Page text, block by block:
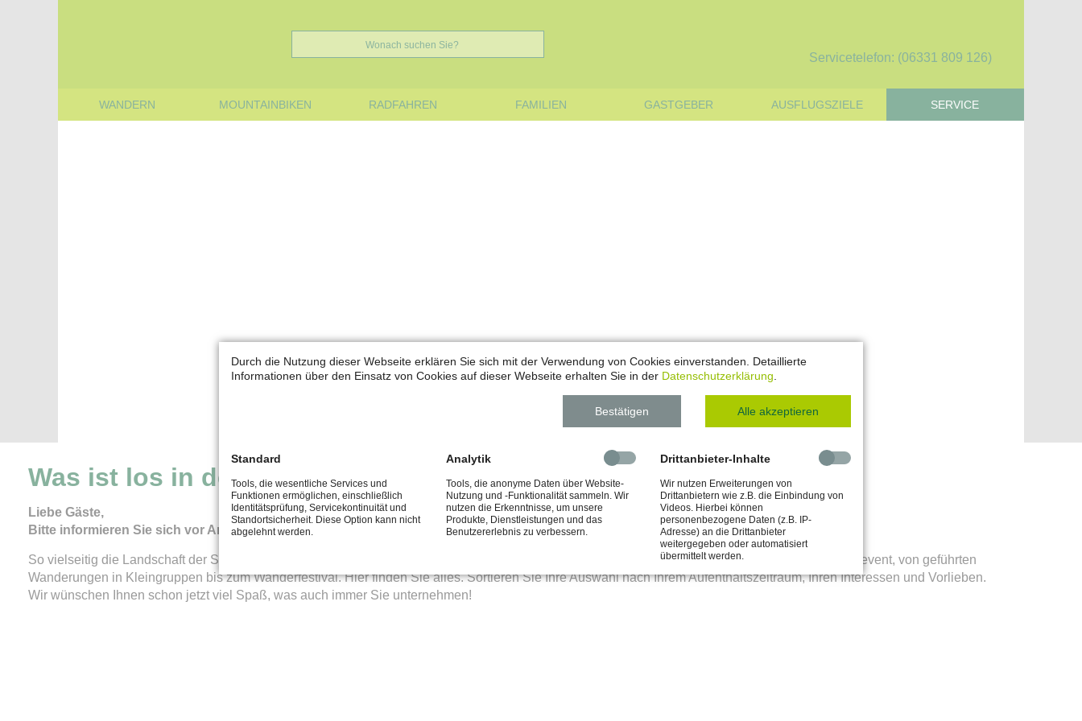
Servicetelefon: (06331 809 126)
WANDERN MOUNTAINBIKEN RADFAHREN FAMILIEN GASTGEBER AUSFLUGSZIELE SERVICE
Was ist los in der Südwestpfalz?
Liebe Gäste,
Bitte informieren Sie sich vor Anreise, ob die Veranstaltung, für die Sie sich interessieren, auch wirklich stattfindet.
So vielseitig die Landschaft der Südwestpfalz ist, so unterschiedlich sind auch die Feste und die Events. Vom authentischen Dorffest bis zum Großevent, von geführten
Wanderungen in Kleingruppen bis zum Wanderfestival. Hier finden Sie alles. Sortieren Sie Ihre Auswahl nach Ihrem Aufenthaltszeitraum, Ihren Interessen und Vorlieben.
Wir wünschen Ihnen schon jetzt viel Spaß, was auch immer Sie unternehmen!
Durch die Nutzung dieser Webseite erklären Sie sich mit der Verwendung von Cookies einverstanden. Detaillierte
Informationen über den Einsatz von Cookies auf dieser Webseite erhalten Sie in der Datenschutzerklärung
Bestätigen Alle akzeptieren
Standard
Tools, die wesentliche Services und
Funktionen ermöglichen, einschließlich
Identitätsprüfung, Servicekontinuität und
Standortsicherheit. Diese Option kann nicht
abgelehnt werden.
Analytik
Tools, die anonyme Daten über Website-
Nutzung und -Funktionalität sammeln. Wir
nutzen die Erkenntnisse, um unsere
Produkte, Dienstleistungen und das
Benutzererlebnis zu verbessern.
Drittanbieter-Inhalte
Wir nutzen Erweiterungen von
Drittanbietern wie z.B. die Einbindung von
Videos. Hierbei können
personenbezogene Daten (z.B. IP-
Adresse) an die Drittanbieter
weitergegeben oder automatisiert
übermittelt werden.